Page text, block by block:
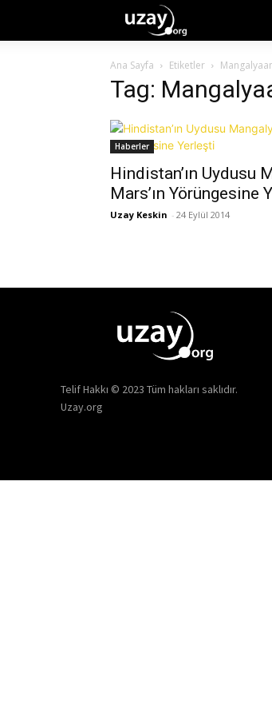
Ana Sayfa Etiketler
Tag:
Haberler
Hindistan’ın Uydusu
Mars’ın Yörüngesine
Uzay Keskin - 24 Eylül 2014
Telif Hakkı © 2023 Tüm hakları saklıdır.
Uzay.org